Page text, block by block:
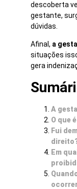
descoberta
gestante,
dúvidas.
Afinal, a
situações
gera
A
O que
Fui
Em